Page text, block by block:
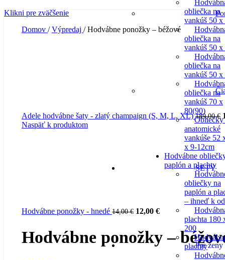
SETY
Pre ženy
obliečka na
vankúš 50 x
obliečka na
vankúš 50 x
obliečka na
vankúš 50 x
obliečka na
vankúš 70 x
80(90)
Obliečky
anatomické
vankúše 52
x 9-12cm
Hodvábne
paplón a plachty
obliečky na
paplón a
– ihneď k
plachta 180
200
plachty
Klikni pre zväčšenie
Domov / Výpredaj / Hodvábne ponožky – béžové
Adele hodvábne šaty - zlatý champaign (S, M, L, XL)189,00€
Naspäť k produktom
Hodvábne ponožky - hnedé 14,00€ Pôvodná
14,00 €.
12,00 €Aktuálna
12,00 €.
Hodvábne ponožky –